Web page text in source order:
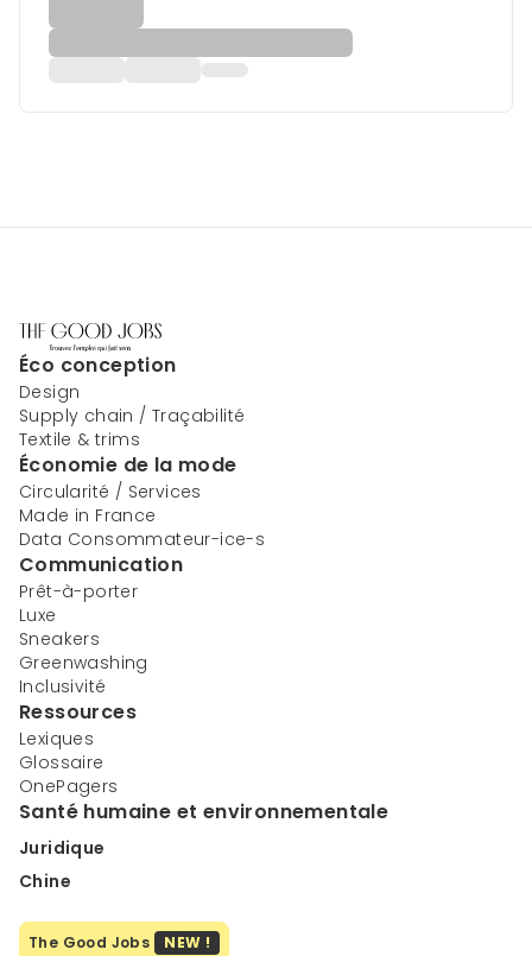
Éco conception
Design
Supply chain / Traçabilité
Textile & trims
Économie de la mode
Circularité / Services
Made in France
Data Consommateur-ice-s
Communication
Prêt-à-porter
Luxe
Sneakers
Greenwashing
Inclusivité
Ressources
Lexiques
Glossaire
OnePagers
Santé humaine et environnementale
Juridique
Chine
The Good Jobs NEW !